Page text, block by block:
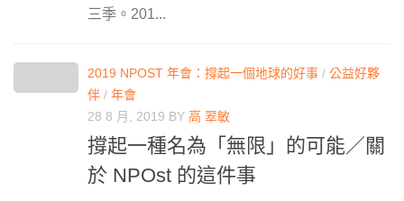
三季。201...
2019 NPOST 年會：撐起一個地球的好事 / 公益好夥
伴 / 年會
28 8 月, 2019 BY 高 翠敏
撐起一種名為「無限」的可能／關
於 NPOst 的這件事